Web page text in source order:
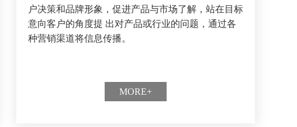
户决策和品牌形象，促进产品与市场了解，站在目标
意向客户的角度提 出对产品或行业的问题，通过各
种营销渠道将信息传播。
MORE+